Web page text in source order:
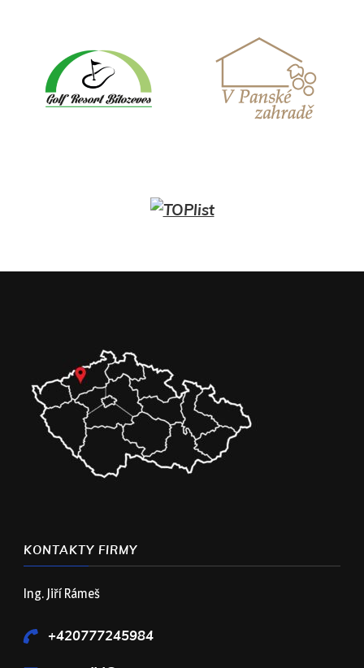
KONTAKTY FIRMY
Ing. Jiří Rámeš
+420777245984